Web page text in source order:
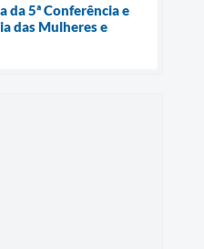
da 5ª Conferência e
das Mulheres e